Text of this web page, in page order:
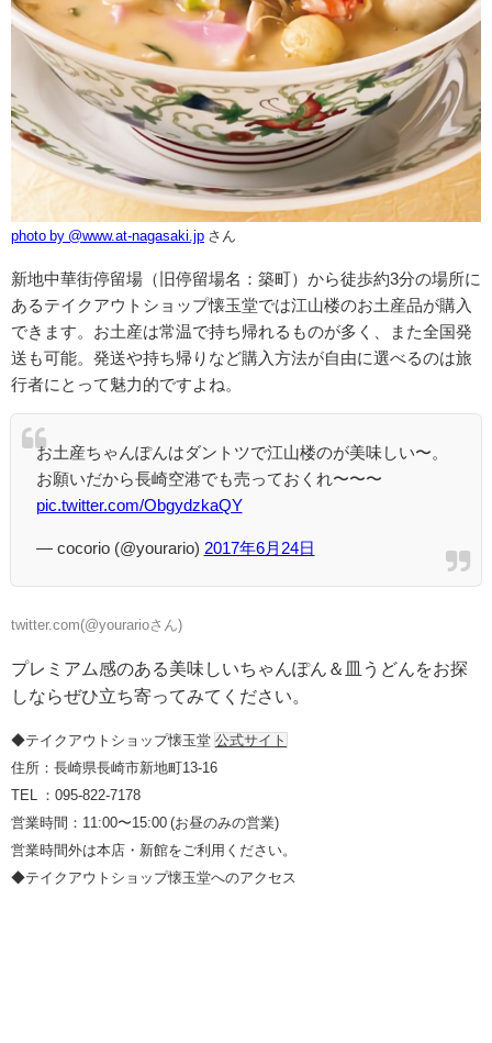
photo by @www.at-nagasaki.jp さん
新地中華街停留場（旧停留場名：築町）から徒歩約3分の場所に
あるテイクアウトショップ懐玉堂では江山楼のお土産品が購入
できます。お土産は常温で持ち帰れるものが多く、また全国発
送も可能。発送や持ち帰りなど購入方法が自由に選べるのは旅
行者にとって魅力的ですよね。
お土産ちゃんぽんはダントツで江山楼のが美味しい〜。
お願いだから長崎空港でも売っておくれ〜〜〜
pic.twitter.com/ObgydzkaQY
— cocorio (@yourario) 2017年6月24日
twitter.com(@yourarioさん)
プレミアム感のある美味しいちゃんぽん＆皿うどんをお探
しならぜひ立ち寄ってみてください。
◆テイクアウトショップ懐玉堂 公式サイト
住所：長崎県長崎市新地町13-16
TEL ：095-822-7178
営業時間：11:00〜15:00 (お昼のみの営業)
営業時間外は本店・新館をご利用ください。
◆テイクアウトショップ懐玉堂へのアクセス